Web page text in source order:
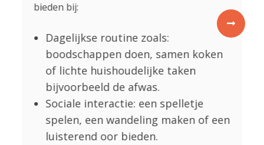
bieden bij:
Dagelijkse routine zoals:
boodschappen doen, samen koken
of lichte huishoudelijke taken
bijvoorbeeld de afwas.
Sociale interactie: een spelletje
spelen, een wandeling maken of een
luisterend oor bieden.